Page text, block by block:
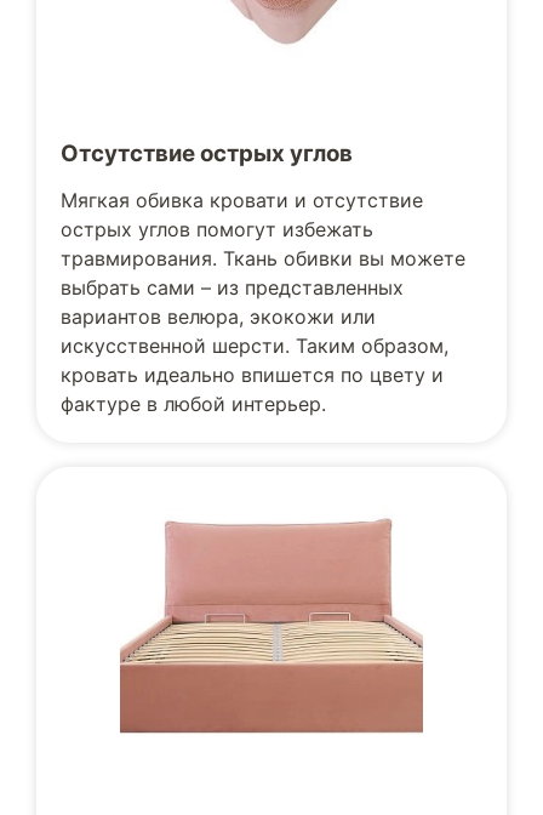
Отсутствие острых углов
Мягкая обивка кровати и отсутствие
острых углов помогут избежать
травмирования. Ткань обивки вы можете
выбрать сами – из представленных
вариантов велюра, экокожи или
искусственной шерсти. Таким образом,
кровать идеально впишется по цвету и
фактуре в любой интерьер.